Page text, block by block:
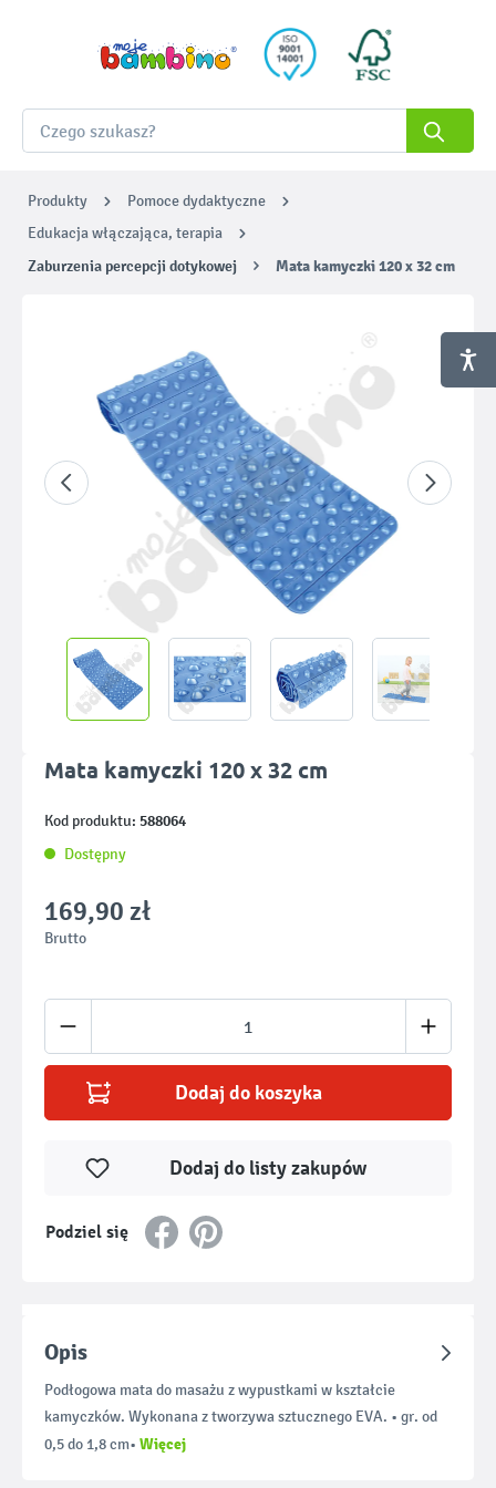
Produkty
Pomoce dydaktyczne
Edukacja włączająca, terapia
Zaburzenia percepcji dotykowej Mata kamyczki 120 x 32 cm
Mata kamyczki 120 x 32 cm
Kod produktu: 588064
Dostępny
169,90 zł
Brutto
Ilość produktu: Wprowadź żądaną ilość
Dodaj do koszyka
Podziel się
Dodaj do listy zakupów
Opis
Podłogowa mata do masażu z wypustkami w kształcie
kamyczków. Wykonana z tworzywa sztucznego EVA. • gr. od
0,5 do 1,8 cm• Więcej